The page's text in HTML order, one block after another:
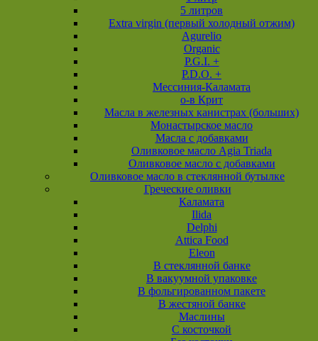
5 литров
Extra virgin (первый холодный отжим)
Agurelio
Organic
P.G.I. +
P.D.O. +
Мессиния-Каламата
о-в Крит
Масла в железных канистрах (больших)
Монастырское масло
Масла с добавками
Оливковое масло Agia Triada
Оливковое масло с добавками
Оливковое масло в стеклянной бутылке
Греческие оливки
Каламата
Ilida
Delphi
Attica Food
Eleon
В стеклянной банке
В вакуумной упаковке
В фольгированном пакете
В жестяной банке
Маслины
С косточкой